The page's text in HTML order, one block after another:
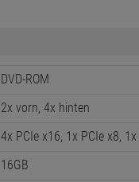
DVD-ROM
2x vorn, 4x hinten
4x PCIe x16, 1x PCIe x8,
16GB